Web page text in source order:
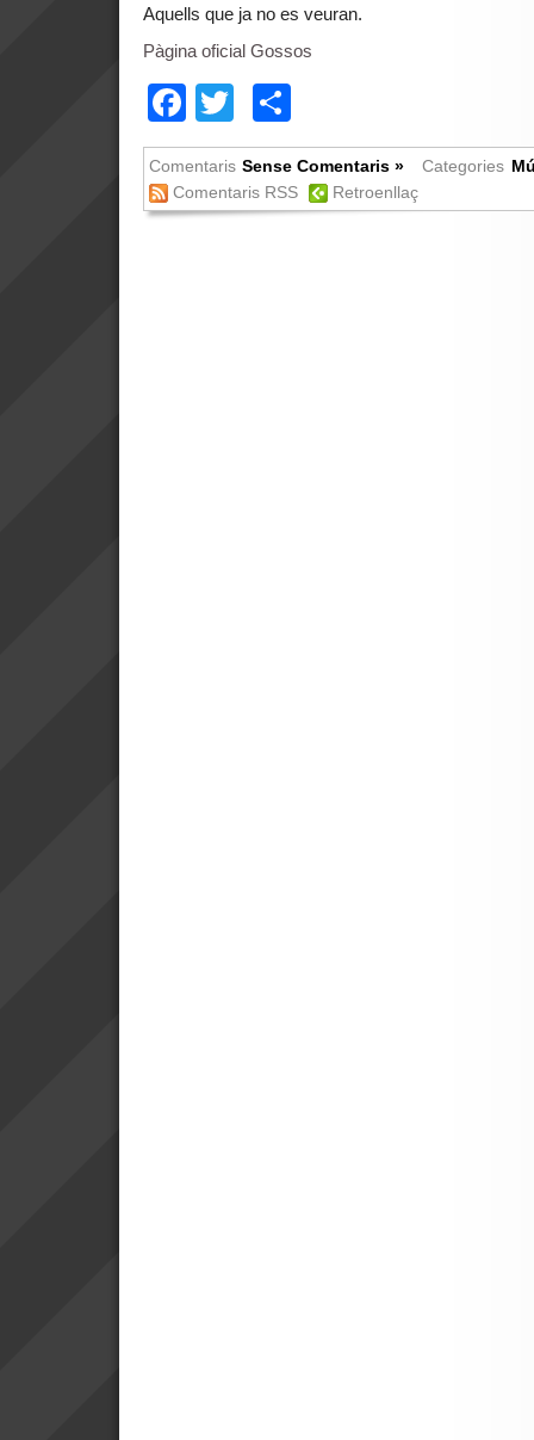
Aquells que ja no es veuran.
Pàgina oficial Gossos
Facebook
Twitter
Comentaris Sense Comentaris » Categories
Comentaris RSS
Retroenllaç